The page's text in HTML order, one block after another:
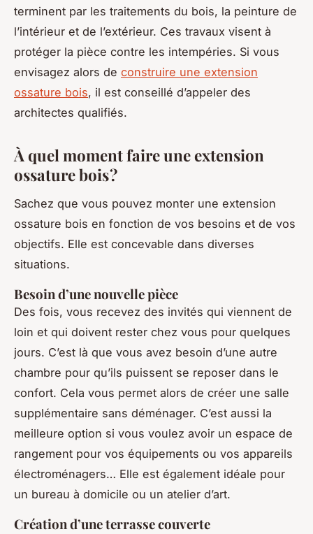
terminent par les traitements du bois, la peinture de
l’intérieur et de l’extérieur. Ces travaux visent à
protéger la pièce contre les intempéries. Si vous
envisagez alors de construire une extension
ossature bois, il est conseillé d’appeler des
architectes qualifiés.
À quel moment faire une extension
ossature bois ?
Sachez que vous pouvez monter une extension
ossature bois en fonction de vos besoins et de vos
objectifs. Elle est concevable dans diverses
situations.
Besoin d’une nouvelle pièce
Des fois, vous recevez des invités qui viennent de
loin et qui doivent rester chez vous pour quelques
jours. C’est là que vous avez besoin d’une autre
chambre pour qu’ils puissent se reposer dans le
confort. Cela vous permet alors de créer une salle
supplémentaire sans déménager. C’est aussi la
meilleure option si vous voulez avoir un espace de
rangement pour vos équipements ou vos appareils
électroménagers… Elle est également idéale pour
un bureau à domicile ou un atelier d’art.
Création d’une terrasse couverte